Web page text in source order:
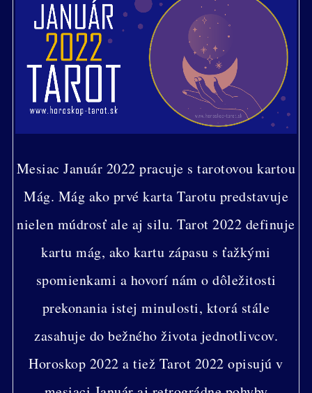
Mesiac Január 2022 pracuje s tarotovou kartou
Mág. Mág ako prvé karta Tarotu predstavuje
nielen múdrosť ale aj silu. Tarot 2022 definuje
kartu mág, ako kartu zápasu s ťažkými
spomienkami a hovorí nám o dôležitosti
prekonania istej minulosti, ktorá stále
zasahuje do bežného života jednotlivcov.
Horoskop 2022 a tiež Tarot 2022 opisujú v